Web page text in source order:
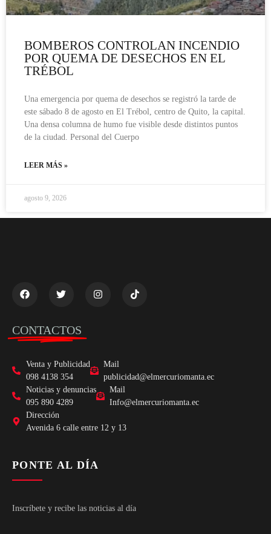
BOMBEROS CONTROLAN INCENDIO
POR QUEMA DE DESECHOS EN EL
TRÉBOL
Una emergencia por quema de desechos se registró la tarde de
este sábado 8 de agosto en El Trébol, centro de Quito, la capital.
Una densa columna de humo fue visible desde distintos puntos
de la ciudad. Personal del Cuerpo
LEER MÁS »
agosto 9, 2026
CONTACTOS
Venta y Publicidad
098 4138 354
Mail
publicidad@elmercuriomanta.ec
Noticias y denuncias
095 890 4289
Mail
Info@elmercuriomanta.ec
Dirección
Avenida 6 calle entre 12 y 13
PONTE AL DÍA
Inscríbete y recibe las noticias al día